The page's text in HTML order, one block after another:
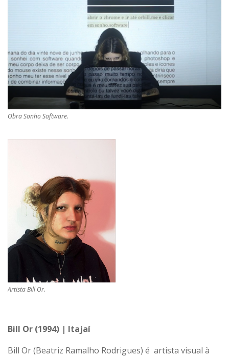
Obra Sonho Software.
Artista Bill Or.
Bill Or (1994) | Itajaí
Bill Or (Beatriz Ramalho Rodrigues) é artista visual à